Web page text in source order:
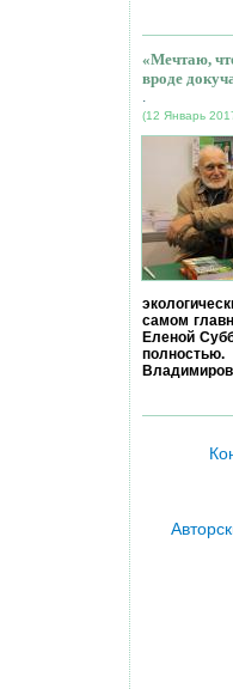
«Мечтаю,
вроде
.
(12 Январь
самом
Еленой